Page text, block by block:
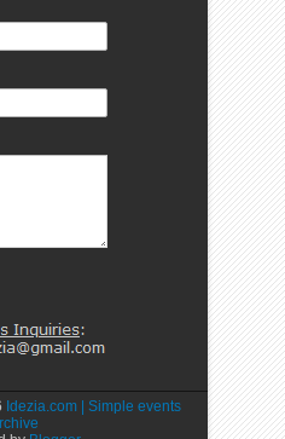
Idezia.com | Simple events